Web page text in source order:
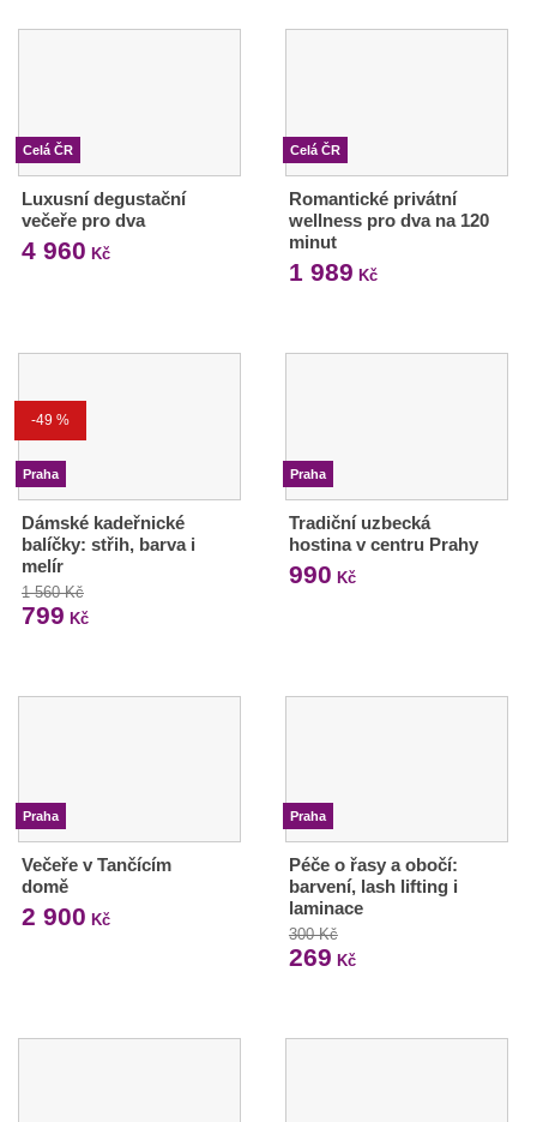
Celá ČR
Luxusní degustační
večeře pro dva
4 960 Kč
Celá ČR
Romantické privátní
wellness pro dva na 120
minut
1 989 Kč
-49 %
Praha
Dámské kadeřnické
balíčky: střih, barva i
melír
1 560 Kč
799 Kč
Praha
Tradiční uzbecká
hostina v centru Prahy
990 Kč
Praha
Večeře v Tančícím
domě
2 900 Kč
Praha
Péče o řasy a obočí:
barvení, lash lifting i
laminace
300 Kč
269 Kč